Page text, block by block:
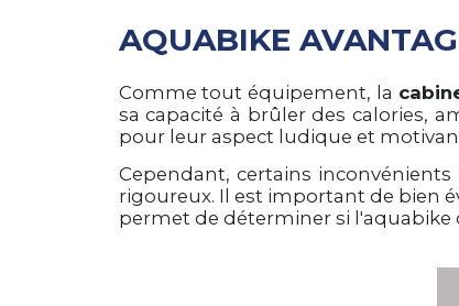
AQUABIKE
Comme tout équipement, la
sa capacité à brûler des calories,
pour leur aspect ludique et
Cependant, certains
rigoureux. Il est important de bien
permet de déterminer si l'aquabike